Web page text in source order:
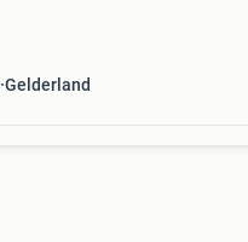
Gelderland